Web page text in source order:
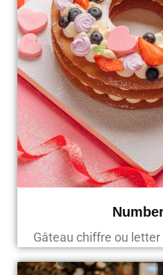
Gâteau chiffre ou